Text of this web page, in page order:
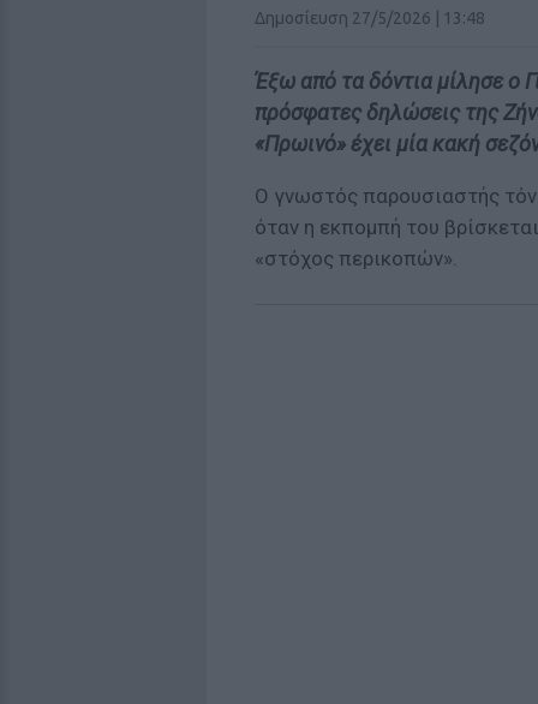
Δημοσίευση 27/5/2026 | 13:48
Έξω από τα δόντια μίλησε ο
πρόσφατες δηλώσεις της
«Πρωινό» έχει μία κακή
Ο γνωστός παρουσιαστής
όταν η εκπομπή του
«στόχος περικοπών».